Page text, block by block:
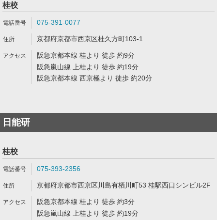
桂校
075-391-0077
京都府京都市西京区桂久方町103-1
阪急京都本線 桂より 徒歩 約9分
阪急嵐山線 上桂より 徒歩 約19分
阪急京都本線 西京極より 徒歩 約20分
日能研
桂校
075-393-2356
京都府京都市西京区川島有栖川町53 桂駅西口シンビル2F
阪急京都本線 桂より 徒歩 約3分
阪急嵐山線 上桂より 徒歩 約19分